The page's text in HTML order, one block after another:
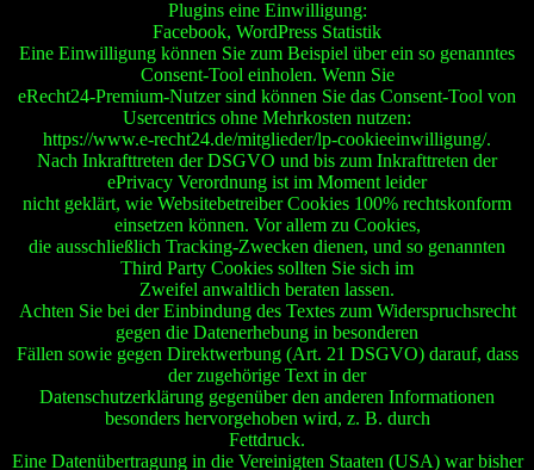
Plugins eine Einwilligung:
Facebook, WordPress Statistik
Eine Einwilligung können Sie zum Beispiel über ein so genanntes
Consent-Tool einholen. Wenn Sie
eRecht24-Premium-Nutzer sind können Sie das Consent-Tool von
Usercentrics ohne Mehrkosten nutzen:
https://www.e-recht24.de/mitglieder/lp-cookieeinwilligung/.
Nach Inkrafttreten der DSGVO und bis zum Inkrafttreten der
ePrivacy Verordnung ist im Moment leider
nicht geklärt, wie Websitebetreiber Cookies 100% rechtskonform
einsetzen können. Vor allem zu Cookies,
die ausschließlich Tracking-Zwecken dienen, und so genannten
Third Party Cookies sollten Sie sich im
Zweifel anwaltlich beraten lassen.
Achten Sie bei der Einbindung des Textes zum Widerspruchsrecht
gegen die Datenerhebung in besonderen
Fällen sowie gegen Direktwerbung (Art. 21 DSGVO) darauf, dass
der zugehörige Text in der
Datenschutzerklärung gegenüber den anderen Informationen
besonders hervorgehoben wird, z. B. durch
Fettdruck.
Eine Datenübertragung in die Vereinigten Staaten (USA) war bisher